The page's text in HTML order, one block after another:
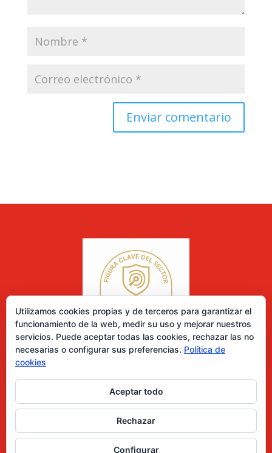
0 elementos
Desarrollado por Diseñador web para empresas
Utilizamos cookies propias y de terceros para garantizar el
funcionamiento de la web, medir su uso y mejorar nuestros
servicios. Puede aceptar todas las cookies, rechazar las no
necesarias o configurar sus preferencias. Política de
cookies
Aceptar todo
Rechazar
Configurar